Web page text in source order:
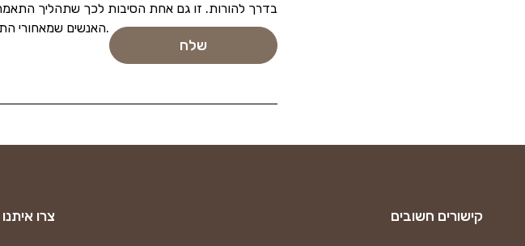
בדרך להורות. זו גם אחת הסיבות לכך שתהליך התאמה
האנשים שמאחורי התהליך, מה חשוב להם, איך הם מדמיינים את הקשר ומה יכול לגרום לכל הצדדים להרגיש בטוחים ונינוחים.
צרו קישורים חשובים